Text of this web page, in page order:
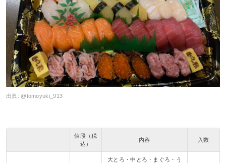
出典: @tomoyuki_913
値段（税
込）
内容 入数
大とろ・中とろ・まぐろ・う